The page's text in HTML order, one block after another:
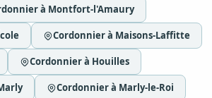
à Montfort-l'Amaury
Cordonnier à Maisons-Laffitte
Cordonnier à Houilles
Cordonnier à Marly-le-Roi